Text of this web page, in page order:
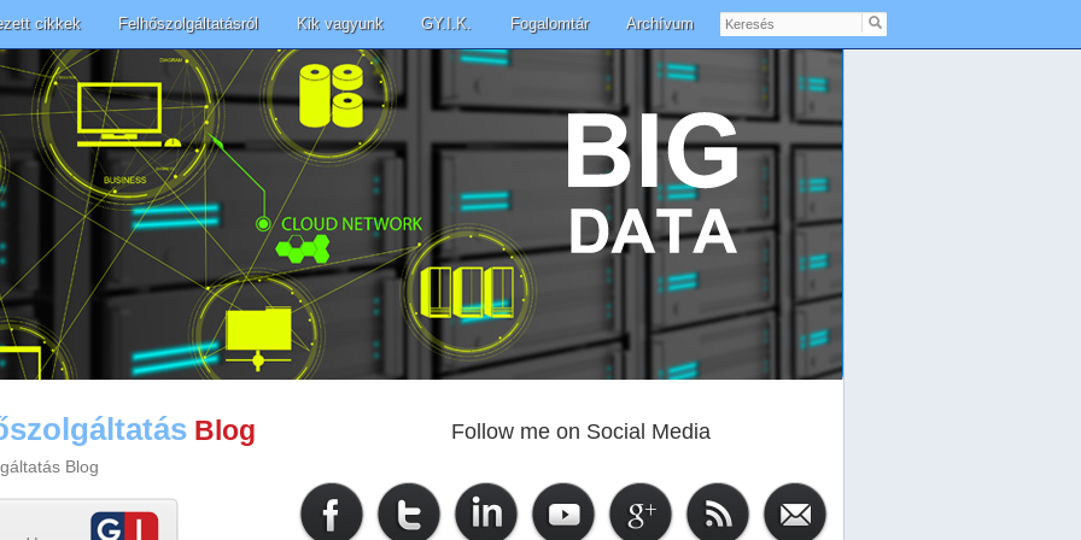
cikkek Felhőszolgáltatásról Kik vagyunk GY.I.K. Fogalomtár Archívum
Keresés
Blog
Blog
Follow me on Social Media